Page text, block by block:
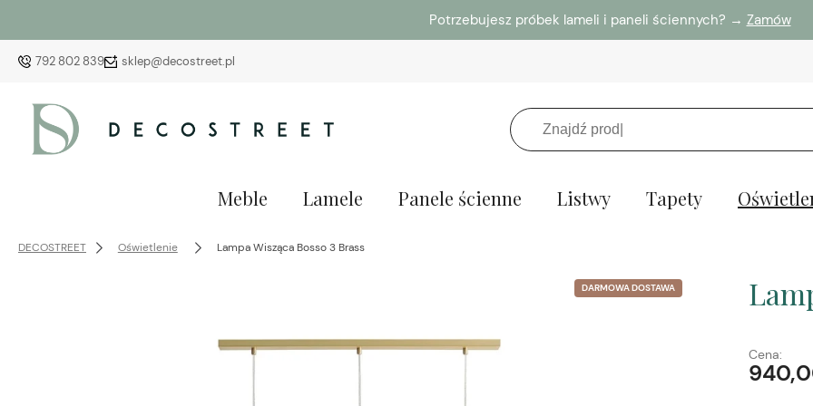
Potrzebujesz próbek lameli i paneli ściennych? → Zamów
792 802 839 sklep@decostreet.pl
Meble Lamele Panele ścienne Listwy Tapety
DECOSTREET Oświetlenie Lampa Wisząca Bosso 3 Brass
DARMOWA DOSTAWA
Cena: